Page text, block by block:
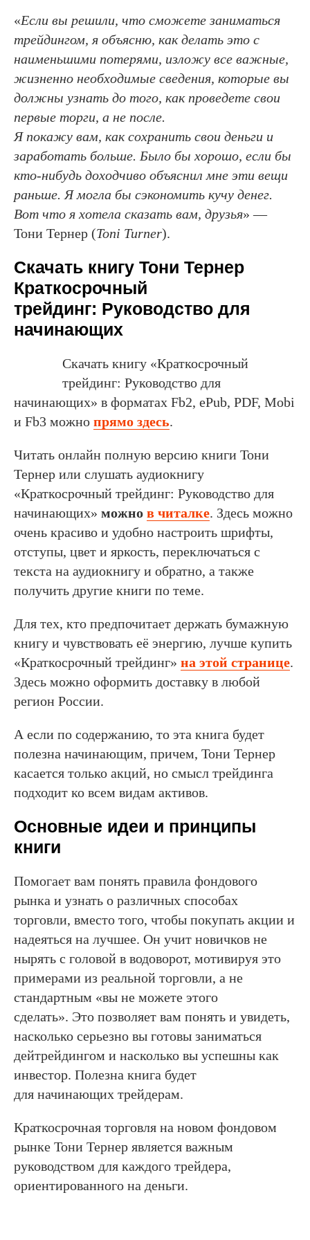
«Если вы решили, что сможете заниматься
трейдингом, я объясню, как делать это с
наименьшими потерями, изложу все важные,
жизненно необходимые сведения, которые вы
должны узнать до того, как проведете свои
первые торги, а не после.
Я покажу вам, как сохранить свои деньги и
заработать больше. Было бы хорошо, если бы
кто-нибудь доходчиво объяснил мне эти вещи
раньше. Я могла бы сэкономить кучу денег.
Вот что я хотела сказать вам, друзья» —
Тони Тернер (Toni Turner).
Скачать книгу Тони Тернер
Краткосрочный
трейдинг: Руководство для
начинающих
Скачать книгу «Краткосрочный
трейдинг: Руководство для
начинающих» в форматах Fb2, ePub, PDF, Mobi
и Fb3 можно прямо здесь.
Читать онлайн полную версию книги Тони
Тернер или слушать аудиокнигу
«Краткосрочный трейдинг: Руководство для
начинающих» можно в читалке. Здесь можно
очень красиво и удобно настроить шрифты,
отступы, цвет и яркость, переключаться с
текста на аудиокнигу и обратно, а также
получить другие книги по теме.
Для тех, кто предпочитает держать бумажную
книгу и чувствовать её энергию, лучше купить
«Краткосрочный трейдинг» на этой странице.
Здесь можно оформить доставку в любой
регион России.
А если по содержанию, то эта книга будет
полезна начинающим, причем, Тони Тернер
касается только акций, но смысл трейдинга
подходит ко всем видам активов.
Основные идеи и принципы
книги
Помогает вам понять правила фондового
рынка и узнать о различных способах
торговли, вместо того, чтобы покупать акции и
надеяться на лучшее. Он учит новичков не
нырять с головой в водоворот, мотивируя это
примерами из реальной торговли, а не
стандартным «вы не можете этого
сделать». Это позволяет вам понять и увидеть,
насколько серьезно вы готовы заниматься
дейтрейдингом и насколько вы успешны как
инвестор. Полезна книга будет
для начинающих трейдерам.
Краткосрочная торговля на новом фондовом
рынке Тони Тернер является важным
руководством для каждого трейдера,
ориентированного на деньги.